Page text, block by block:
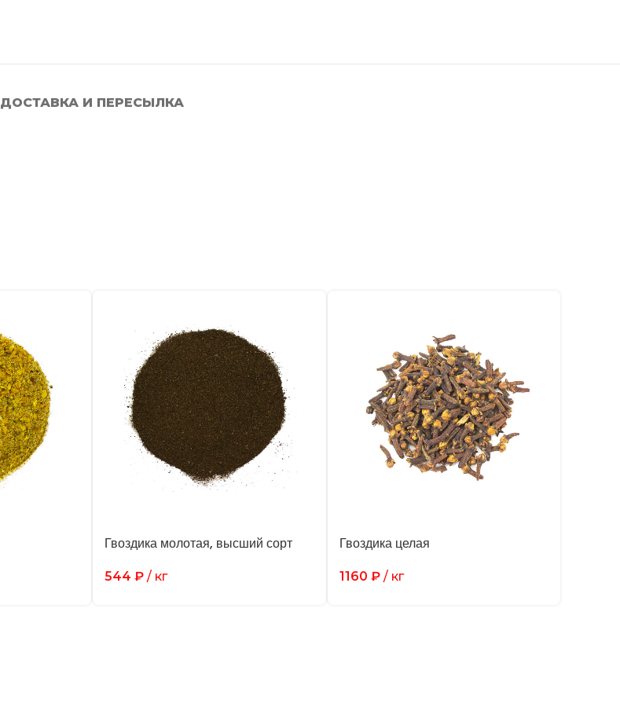
ДОСТАВКА И ПЕРЕСЫЛКА
Гвоздика молотая, высший сорт
544 ₽ / кг
Гвоздика целая
1160 ₽/ кг